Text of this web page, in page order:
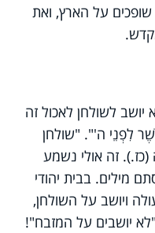
על הארץ, ואת
לשולחן לאכול זה
לִפְנֵי ה'". "שולחן
זה אולי נשמע
מילים. בבית יהודי
ויושב על השולחן,
יושבים על המזבח"!